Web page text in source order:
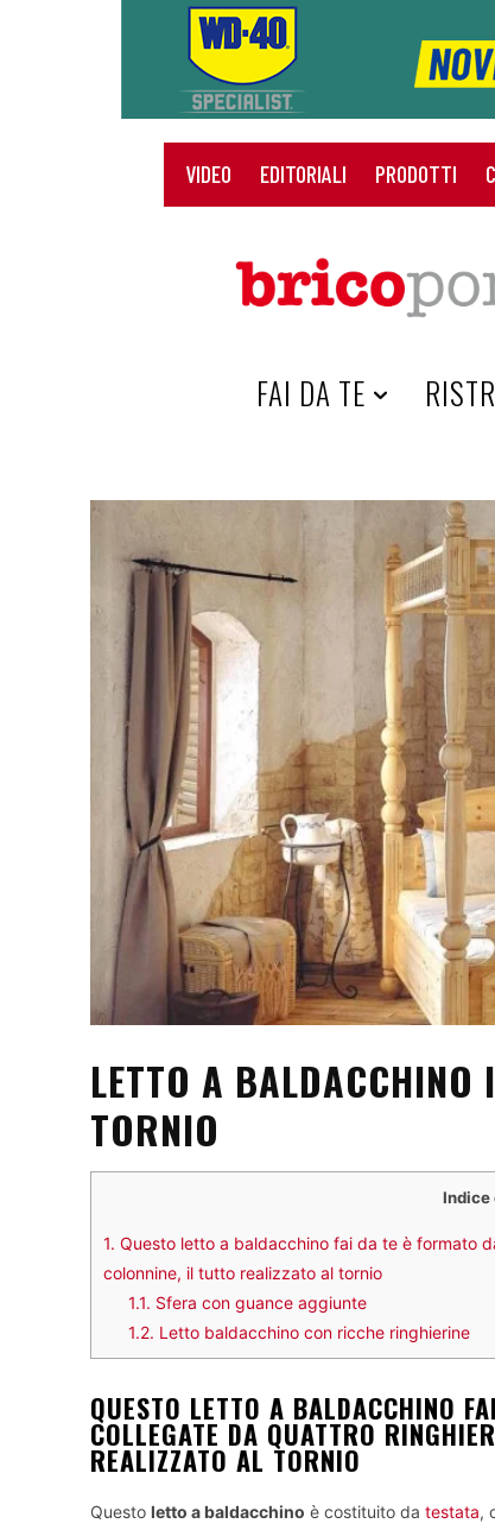
VIDEO EDITORIALI PRODOTTI
HOME
FAI DA TE
LETTO A BALDACCHINO
TORNIO
Indice
1. Questo letto a baldacchino fai da te è formato
colonnine, il tutto realizzato al tornio
1.1. Sfera con guance aggiunte
1.2. Letto baldacchino con ricche ringhierine
QUESTO LETTO A BALDACCHINO
COLLEGATE DA QUATTRO
REALIZZATO AL TORNIO
Questo letto a baldacchino è costituito da testata,